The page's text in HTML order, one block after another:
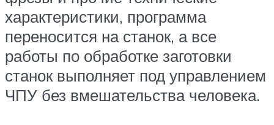
характеристики, программа
переносится на станок, а все
работы по обработке заготовки
станок выполняет под управлением
ЧПУ без вмешательства человека.